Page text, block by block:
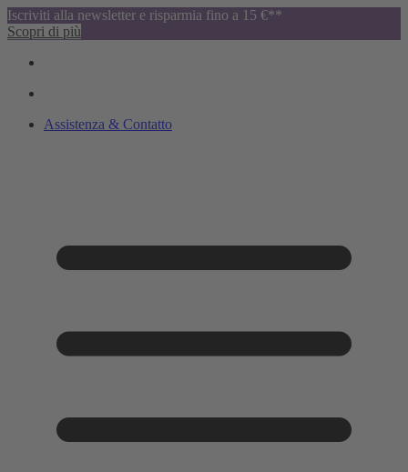
Iscriviti alla newsletter e risparmia fino a 15 €**
Scopri di più
Assistenza & Contatto